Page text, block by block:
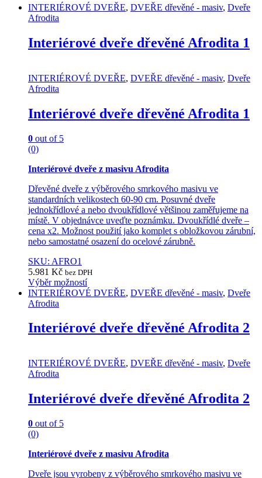
INTERIÉROVÉ DVEŘE, DVEŘE dřevěné - masiv, Dveře
Afrodita
Interiérové dveře dřevěné Afrodita 1
INTERIÉROVÉ DVEŘE, DVEŘE dřevěné - masiv, Dveře
Afrodita
Interiérové dveře dřevěné Afrodita 1
0 out of 5
(0)
Interiérové dveře z masivu Afrodita
Dřevěné dveře z výběrového smrkového masivu ve
standardních velikostech 60-90 cm. Posuvné dveře
jednokřídlové a nebo dvoukřídlové většinou zaměřujeme na
místě. V objednávce uveďte poznámku. Dvoukřídlé dveře –
cena x2. Možnost použití jako komplet s obložkovou zárubní,
nebo samostatné osazení do ocelové zárubně.
SKU: AFRO1
5.981 Kč bez DPH
Výběr možností
This
product
multiple
variants.
may
be
on
the
product
page
INTERIÉROVÉ DVEŘE, DVEŘE dřevěné - masiv, Dveře
Afrodita
Interiérové dveře dřevěné Afrodita 2
INTERIÉROVÉ DVEŘE, DVEŘE dřevěné - masiv, Dveře
Afrodita
Interiérové dveře dřevěné Afrodita 2
0 out of 5
(0)
Interiérové dveře z masivu Afrodita
Dveře jsou vyrobeny z výběrového smrkového masivu ve